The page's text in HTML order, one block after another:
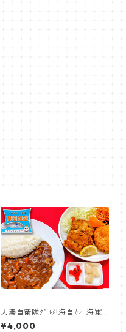
大湊自衛隊ｸﾞﾙﾒ!海自ｶﾚｰ海軍ｺ
ﾛｯｹSora空っ!【駅前食堂】
¥4,000